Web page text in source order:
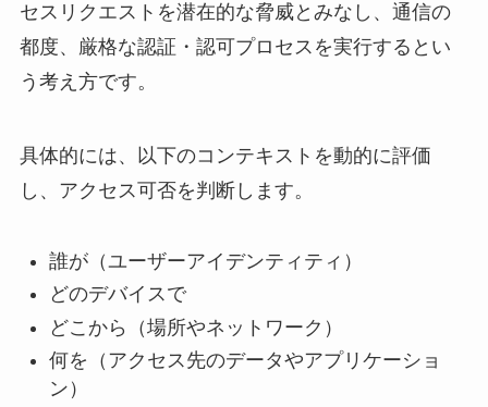
セスリクエストを潜在的な脅威とみなし、通信の
都度、厳格な認証・認可プロセスを実行するとい
う考え方です。
具体的には、以下のコンテキストを動的に評価
し、アクセス可否を判断します。
誰が（ユーザーアイデンティティ）
どのデバイスで
どこから（場所やネットワーク）
何を（アクセス先のデータやアプリケーショ
ン）